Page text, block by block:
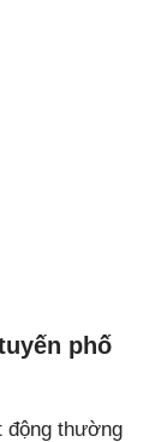
phố
động thường